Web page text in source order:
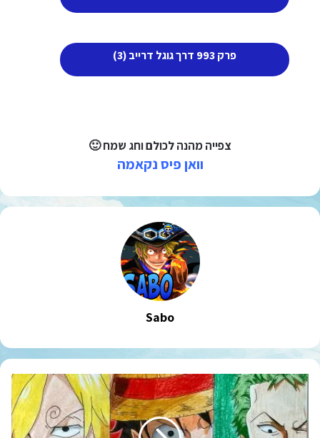
פרק 993 דרך גוגל דרייב (3)
צפייה מהנה לכולם וחג שמח 🙂
וואן פיס נקאמה
Sabo
צ'אפטר
1026
מתורגם
לעברית!